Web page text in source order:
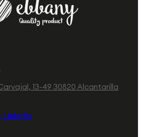
13-49 30820 Alcantarilla
Linkedin